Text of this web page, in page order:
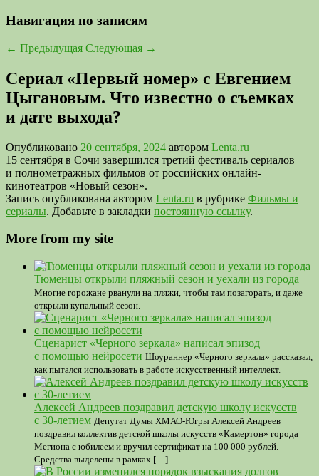
Навигация по записям
← Предыдущая Следующая →
Сериал «Первый номер» с Евгением
Цыгановым. Что известно о съемках
и дате выхода?
Опубликовано 20 сентября, 2024 автором Lenta.ru
15 сентября в Сочи завершился третий фестиваль сериалов
и полнометражных фильмов от российских онлайн-
кинотеатров «Новый сезон».
Запись опубликована автором Lenta.ru в рубрике Фильмы и
сериалы. Добавьте в закладки постоянную ссылку.
More from my site
Тюменцы открыли пляжный сезон и уехали из города
Многие горожане рванули на пляжи, чтобы там позагорать, и даже
открыли купальный сезон.
Сценарист «Черного зеркала» написал эпизод
с помощью нейросети Шоураннер «Черного зеркала» рассказал,
как пытался использовать в работе искусственный интеллект.
Алексей Андреев поздравил детскую школу искусств
с 30-летием Депутат Думы ХМАО-Югры Алексей Андреев
поздравил коллектив детской школы искусств «Камертон» города
Мегиона с юбилеем и вручил сертификат на 100 000 рублей.
Средства выделены в рамках […]